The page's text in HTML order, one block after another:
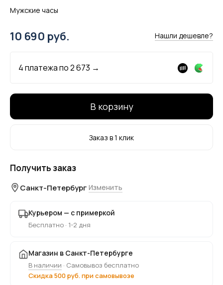
Мужские часы
10 690 руб. Нашли дешевле?
4 платежа по2 673 →
В корзину
Заказ в 1 клик
Получить заказ
Санкт-Петербург Изменить
Курьером — с примеркой
Бесплатно · 1-2 дня
Магазин в Санкт-Петербурге
В наличии · Самовывоз бесплатно
Скидка 500 руб. при самовывозе